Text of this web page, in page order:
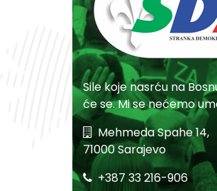
Sile koje nasrću na
će se. Mi se nećemo
Mehmeda Spahe 14,
71000 Sarajevo
+387 33 216-906